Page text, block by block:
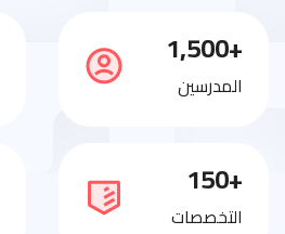
+1,500
المدرسين
+150
التخصصات